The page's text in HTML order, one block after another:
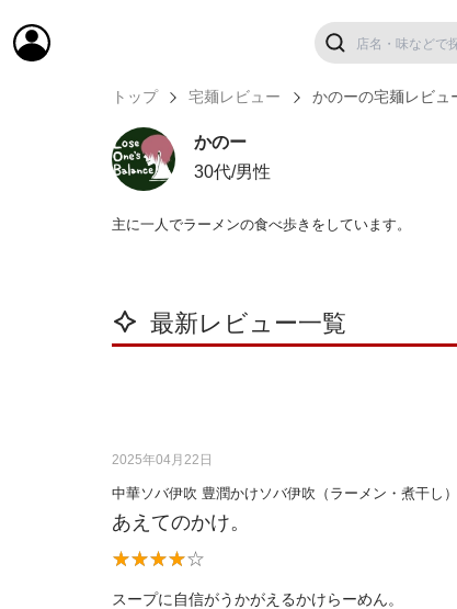
トップ 宅麺レビュー かのーの宅麺レビュ
かのー
30代/男性
主に一人でラーメンの食べ歩きをしています。
最新レビュー一覧
2025年04月22日
中華ソバ伊吹 豊潤かけソバ伊吹（ラーメン・煮干し）
あえてのかけ。
スープに自信がうかがえるかけらーめん。